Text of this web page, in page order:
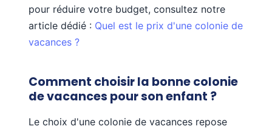
pour réduire votre budget, consultez notre
article dédié : Quel est le prix d'une colonie de
vacances ?
Comment choisir la bonne colonie
de vacances pour son enfant ?
Le choix d'une colonie de vacances repose